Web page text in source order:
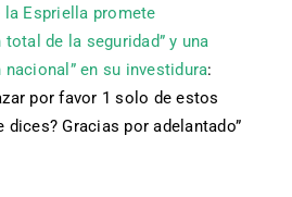
la Espriella promete
total de la seguridad” y una
nacional” en su investidura:
por favor 1 solo de estos
dices? Gracias por adelantado”